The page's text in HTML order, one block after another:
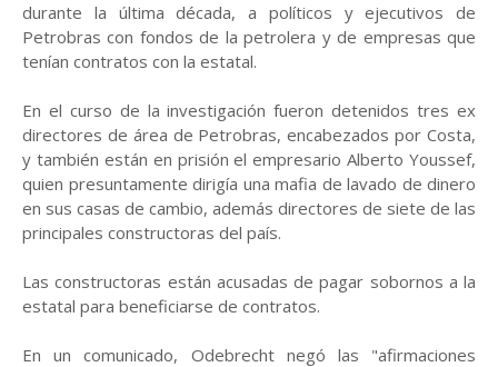
durante la última década, a políticos y ejecutivos de
Petrobras con fondos de la petrolera y de empresas que
tenían contratos con la estatal.
En el curso de la investigación fueron detenidos tres ex
directores de área de Petrobras, encabezados por Costa,
y también están en prisión el empresario Alberto Youssef,
quien presuntamente dirigía una mafia de lavado de dinero
en sus casas de cambio, además directores de siete de las
principales constructoras del país.
Las constructoras están acusadas de pagar sobornos a la
estatal para beneficiarse de contratos.
En un comunicado, Odebrecht negó las "afirmaciones